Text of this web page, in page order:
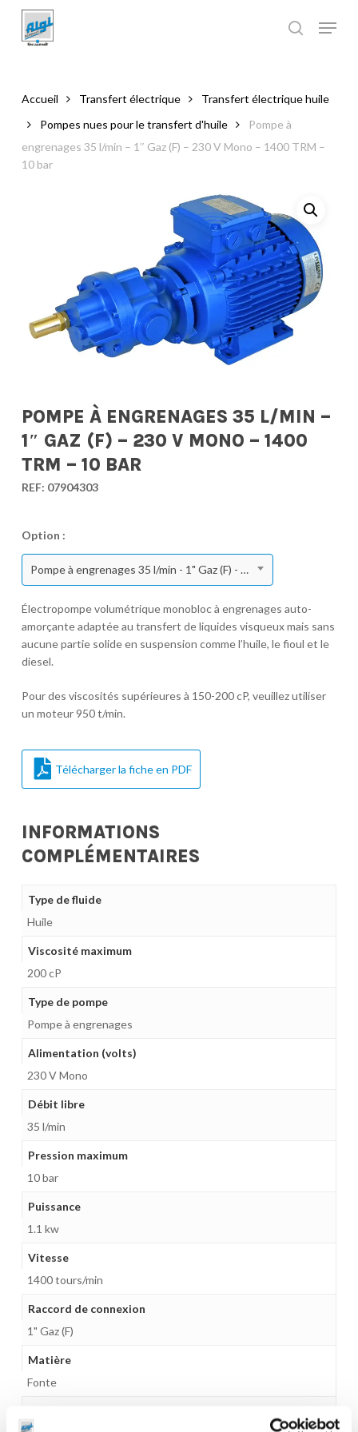
main
Accueil Transfert électrique
Transfert électrique huile
Pompes nues pour le transfert d'huile
Pompe à
engrenages 35 l/min – 1″ Gaz (F) – 230 V Mono – 1400 TRM –
10 bar
POMPE À ENGRENAGES 35 L/MIN –
1″ GAZ (F) – 230 V MONO – 1400
TRM – 10 BAR
REF: 07904303
Option :
Pompe à engrenages 35 l/min - 1" Gaz (F) - 230 V Mono - 1400 TRM - 10 bar
Électropompe volumétrique monobloc à engrenages auto-
amorçante adaptée au transfert de liquides visqueux mais sans
aucune partie solide en suspension comme l’huile, le fioul et le
diesel.
Pour des viscosités supérieures à 150-200 cP, veuillez utiliser
un moteur 950 t/min.
Télécharger la fiche en PDF
INFORMATIONS
COMPLÉMENTAIRES
Type de fluide
Huile
Viscosité maximum
200 cP
Type de pompe
Pompe à engrenages
Alimentation (volts)
230 V Mono
Débit libre
35 l/min
Pression maximum
10 bar
Puissance
1.1 kw
Vitesse
1400 tours/min
Raccord de connexion
1" Gaz (F)
Matière
Fonte